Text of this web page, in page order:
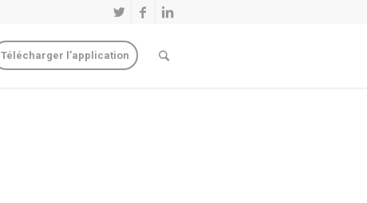
Télécharger l’application